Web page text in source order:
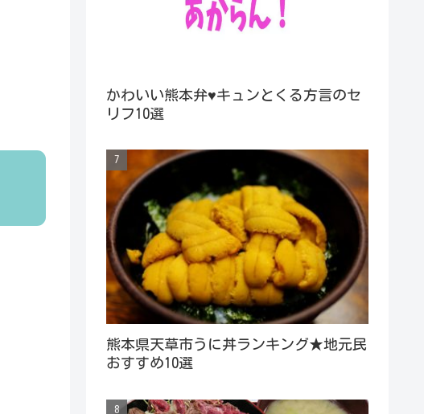
かわいい熊本弁♥キュンとくる方言のセ
リフ10選
熊本県天草市うに丼ランキング★地元民
おすすめ10選